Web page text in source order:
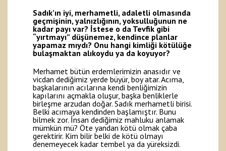
Sadık’ın iyi, merhametli, adaletli olmasında
geçmişinin, yalnızlığının, yoksulluğunun ne
kadar payı var? İstese o da Tevfik gibi
“yırtmayı” düşünemez, kendince planlar
yapamaz mıydı? Onu hangi kimliği kötülüğe
bulaşmaktan alıkoydu ya da koyuyor?
Merhamet bütün erdemlerimizin anasıdır ve
vicdan dediğimiz yerde büyür, boy atar. Acıma,
başkalarının acılarına kendi benliğimizin
kapılarını açmakla oluşur, başka benliklerle
birleşme arzudan doğar. Sadık merhametli birisi.
Belki acımaya kendinden başlamıştır. Bunu
bilmek zor. İnsan dediğimiz mahluku anlamak
mümkün mü? Öte yandan kötü olmak çaba
gerektirir. Kim bilir belki de kötü olmayı
denemeyecek kadar tembel ya da yüreksizdi.